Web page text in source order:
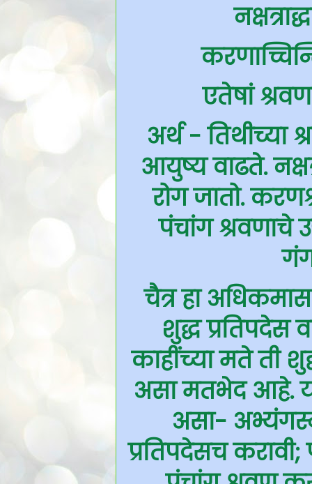
एतेषां
अर्थ - तिथीच्या
आयुष्य वाढते.
रोग जातो.
पंचांग श्रवणाचे
चैत्र हा
शुद्ध प्रतिपदेस
काहींच्या मते ती
असा मतभेद आहे.
असा-
प्रतिपदेसच